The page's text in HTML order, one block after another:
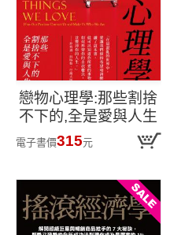
戀物心理學:那些割捨
不下的,全是愛與人生
電子書價315元